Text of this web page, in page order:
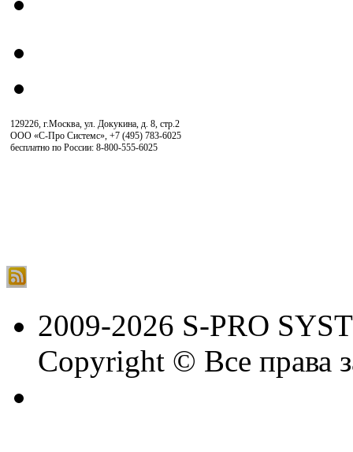
129226, г.Москва, ул. Докукина, д. 8, стр.2
ООО «С-Про Системс», +7 (495) 783-6025
бесплатно по России: 8-800-555-6025
2009-2026 S-PRO
Copyright © Все права